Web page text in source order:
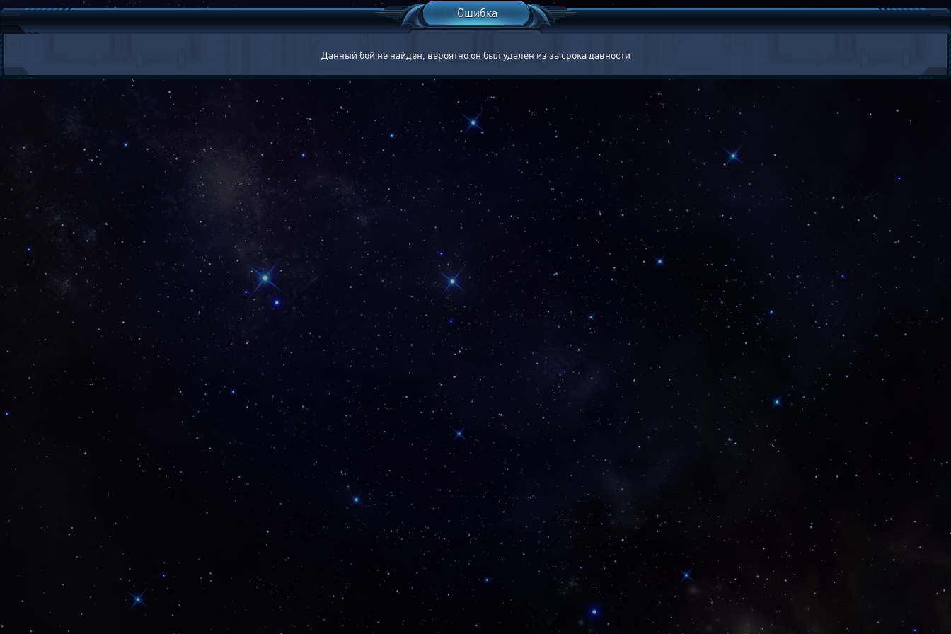
Ошибка
Данный бой не найден, вероятно он был удалён из за срока давности